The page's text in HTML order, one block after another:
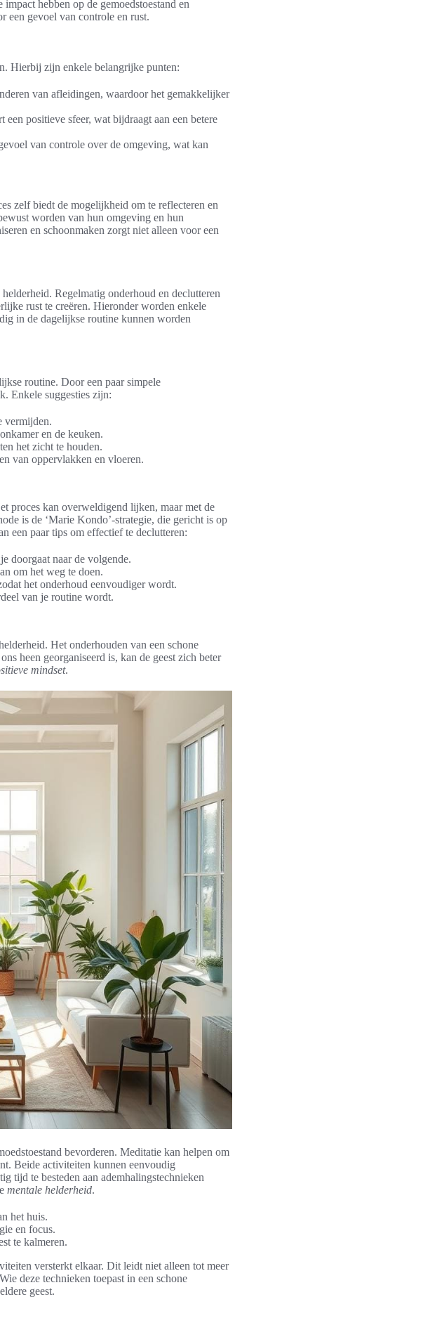
hebben op de gemoedstoestand en
een gevoel van controle en rust.
Hierbij zijn enkele belangrijke punten:
van afleidingen, waardoor het gemakkelijker
positieve sfeer, wat bijdraagt aan een betere
van controle over de omgeving, wat kan
zelf biedt de mogelijkheid om te reflecteren en
worden van hun omgeving en hun
en schoonmaken zorgt niet alleen voor een
Regelmatig onderhoud en declutteren
rust te creëren. Hieronder worden enkele
in de dagelijkse routine kunnen worden
routine. Door een paar simpele
Enkele suggesties zijn:
vermijden.
en de keuken.
het zicht te houden.
van oppervlakken en vloeren.
proces kan overweldigend lijken, maar met de
is de ‘Marie Kondo’-strategie, die gericht is op
een paar tips om effectief te declutteren:
doorgaat naar de volgende.
om het weg te doen.
het onderhoud eenvoudiger wordt.
van je routine wordt.
Het onderhouden van een schone
heen georganiseerd is, kan de geest zich beter
mindset.
bevorderen. Meditatie kan helpen om
Beide activiteiten kunnen eenvoudig
tijd te besteden aan ademhalingstechnieken
mentale helderheid.
het huis.
en focus.
te kalmeren.
versterkt elkaar. Dit leidt niet alleen tot meer
deze technieken toepast in een schone
geest.